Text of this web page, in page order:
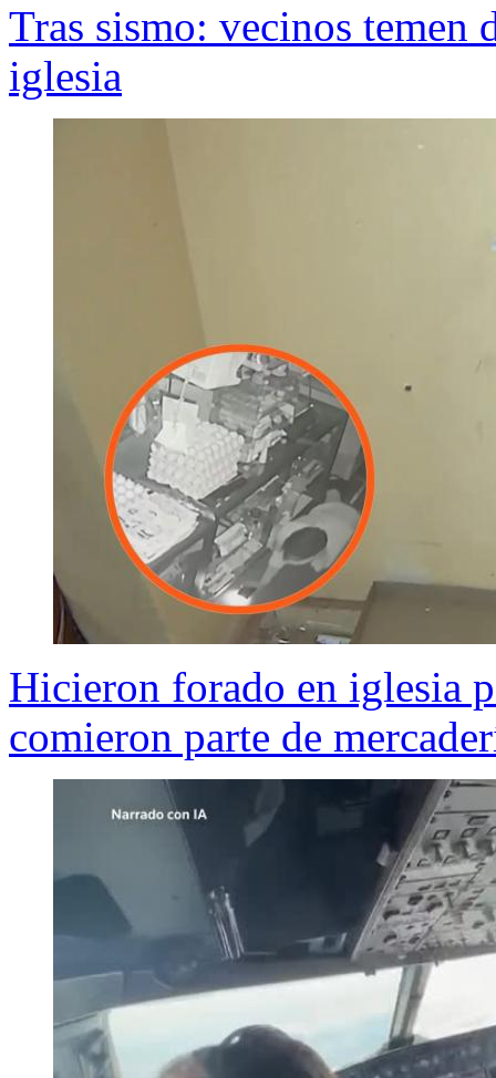
Tras sismo: vecinos temen
iglesia
Hicieron forado en iglesia
comieron parte de